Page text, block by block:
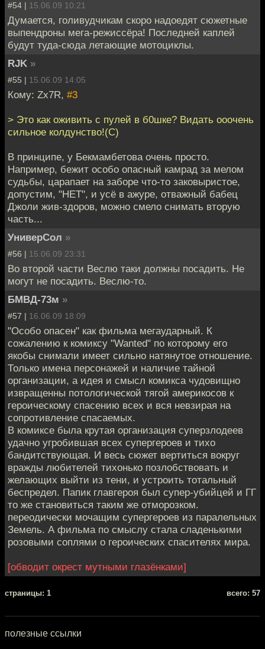
#54 | 15.06.09 10:21
Думается, голивудчикам скоро надоедят сюжетные
выпендроны мега-режиссёра! Последней каплей
будут туда-сюда летающие мотоциклы.
RJK »
#55 | 15.06.09 14:05
Кому: Zx7R, #3
> Это как оживить с пулей в б0шке? Видать ооочень
сильное колдунство!(С)
В принципе, у Бекмамбетова очень просто.
Например, бежит особо опасный камрад за мелом
судьбы, царапает на заборе что-то заковыристое,
допустим, "НЕТ", и усё в ажуре, отважный бабец
Джоли жив-здоров, можно смело снимать вторую
часть...
УниверСол »
#56 | 15.06.09 23:31
Во второй части Веслю таки должны посадить. Не
могут не посадить. Веслю-то.
БМВД-73м »
#57 | 16.06.09 18:09
"Особо опасен" как фильма мегаударный. К
сожалению к комиксу "Wanted" по которому его
якобы снимали имеет сильно натянутое отношение.
Только имена персонажей и наличие тайной
организации, а идея и смысл комикса чудовищно
извращенны потологической тягой америкосов к
героическому спасению всех и вся невзирая на
сопротивление спасаемых.
В комиксе была крутая организация суперзлодеев
удачно угробившая всех супергероев и тихо
бандитствующая. И весь сюжет вертиться вокруг
вражды любителей тихонько позлобствовать и
желающих выйти из тени, и устроить тотальный
беспредел. Папик главгероя был супер-убийцей и ГГ
то же становиться таким же отморозком.
переодически мочащим супергероев из паралельных
Земель. А фильма по смыслу стала сладенькими
розовыми соплями о героических спасителях мира.
[обводит окрест мутными глазёнками]
cтраницы: 1 всего: 57
полезные ссылки